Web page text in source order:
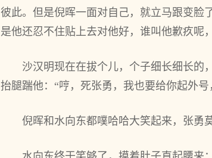
彼此。但是倪晖一面对自己，就立马跟变脸
是他还忍不住贴上去对他好，谁叫他歉疚呢
沙汉明现在在拔个儿，个子细长细长的
抬腿踹他：“哼，死张勇，我也要给你起外
倪晖和水向东都噗哈哈大笑起来，张勇